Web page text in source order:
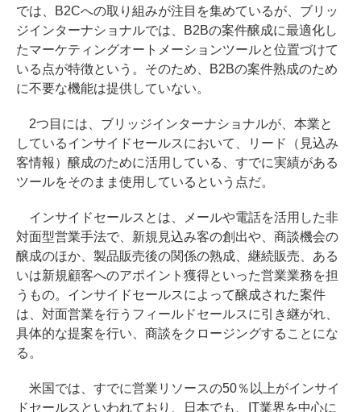
では、B2Cへの取り組みが注目を集めているが、ブリッ
ジインターナショナルでは、B2Bの案件醸成に最適化し
たマーケティングオートメーションツールと位置づけて
いる点が特徴という。そのため、B2Bの案件熟成のため
に不要な機能は提供していない。
2つ目には、ブリッジインターナショナルが、本業と
しているインサイドセールスにおいて、リード（見込み
客情報）醸成のために活用している、すでに実績がある
ツールをそのまま使用しているという点だ。
インサイドセールスとは、メールや電話を活用した非
対面型営業手法で、新規見込み客の創出や、商談機会の
醸成のほか、製品販売後の関係の熟成、継続販売、ある
いは新規顧客へのアポイント獲得といった営業業務を担
うもの。インサイドセールスによって醸成された案件
は、対面営業を行うフィールドセールスに引き継がれ、
具体的な提案を行い、商談をクロージングすることにな
る。
米国では、すでに営業リソースの50％以上がインサイ
ドセールスといわれており、日本でも、IT業界を中心に